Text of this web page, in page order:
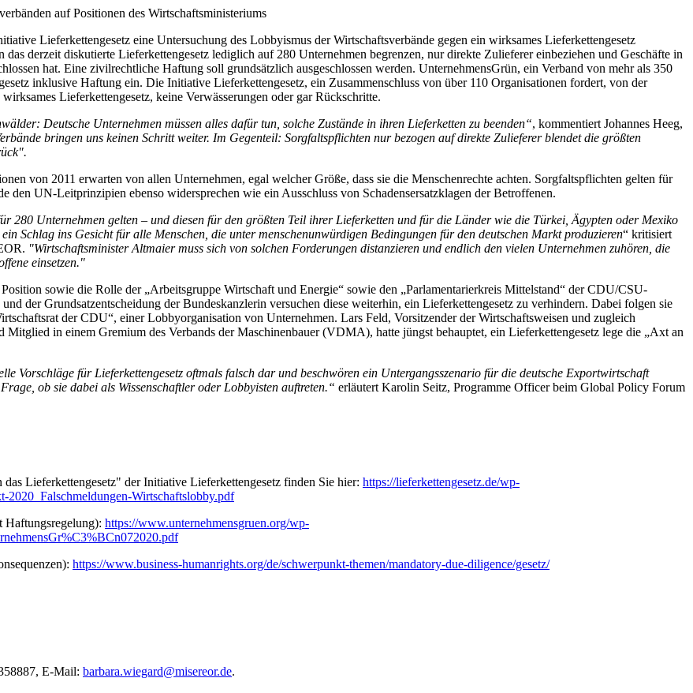
auf Positionen des Wirtschaftsministeriums
Lieferkettengesetz eine Untersuchung des Lobbyismus der Wirtschaftsverbände gegen ein wirksames Lieferkettengesetz
derzeit diskutierte Lieferkettengesetz lediglich auf 280 Unternehmen begrenzen, nur direkte Zulieferer einbeziehen und Geschäfte in
hat. Eine zivilrechtliche Haftung soll grundsätzlich ausgeschlossen werden. UnternehmensGrün, ein Verband von mehr als 350
inklusive Haftung ein. Die Initiative Lieferkettengesetz, ein Zusammenschluss von über 110 Organisationen fordert, von der
Lieferkettengesetz, keine Verwässerungen oder gar Rückschritte.
Deutsche Unternehmen müssen alles dafür tun, solche Zustände in ihren Lieferketten zu beenden“, kommentiert Johannes Heeg,
bringen uns keinen Schritt weiter. Im Gegenteil: Sorgfaltspflichten nur bezogen auf direkte Zulieferer blendet die größten
von 2011 erwarten von allen Unternehmen, egal welcher Größe, dass sie die Menschenrechte achten. Sorgfaltspflichten gelten für
den UN-Leitprinzipien ebenso widersprechen wie ein Ausschluss von Schadensersatzklagen der Betroffenen.
280 Unternehmen gelten – und diesen für den größten Teil ihrer Lieferketten und für die Länder wie die Türkei, Ägypten oder Mexiko
Schlag ins Gesicht für alle Menschen, die unter menschenunwürdigen Bedingungen für den deutschen Markt produzieren“ kritisiert
"Wirtschaftsminister Altmaier muss sich von solchen Forderungen distanzieren und endlich den vielen Unternehmen zuhören, die
einsetzen."
sowie die Rolle der „Arbeitsgruppe Wirtschaft und Energie“ sowie den „Parlamentarierkreis Mittelstand“ der CDU/CSU-
der Grundsatzentscheidung der Bundeskanzlerin versuchen diese weiterhin, ein Lieferkettengesetz zu verhindern. Dabei folgen sie
der CDU“, einer Lobbyorganisation von Unternehmen. Lars Feld, Vorsitzender der Wirtschaftsweisen und zugleich
in einem Gremium des Verbands der Maschinenbauer (VDMA), hatte jüngst behauptet, ein Lieferkettengesetz lege die „Axt an
Vorschläge für Lieferkettengesetz oftmals falsch dar und beschwören ein Untergangsszenario für die deutsche Exportwirtschaft
ob sie dabei als Wissenschaftler oder Lobbyisten auftreten.“ erläutert Karolin Seitz, Programme Officer beim Global Policy Forum
Lieferkettengesetz" der Initiative Lieferkettengesetz finden Sie hier: https://lieferkettengesetz.de/wp-
Wirtschaftslobby.pdf
Haftungsregelung): https://www.unternehmensgruen.org/wp-
https://www.business-humanrights.org/de/schwerpunkt-themen/mandatory-due-diligence/gesetz/
E-Mail: barbara.wiegard@misereor.de.